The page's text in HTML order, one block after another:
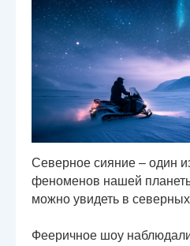
Северное сияние – один
феноменов нашей
можно увидеть в
Фееричное шоу